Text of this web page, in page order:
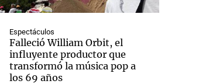
Espectáculos
Falleció William Orbit, el
influyente productor que
transformó la música pop a
los 69 años